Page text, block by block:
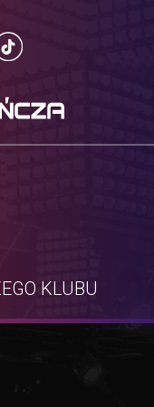
KLUBU